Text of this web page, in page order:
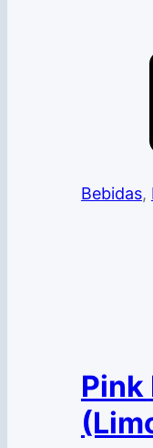
Bebidas,
Pink